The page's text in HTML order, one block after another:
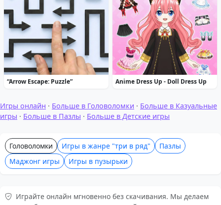
“Arrow Escape: Puzzle” Anime Dress Up - Doll Dress Up
Игры онлайн · Больше в Головоломки · Больше в Казуальные
игры · Больше в Пазлы · Больше в Детские игры
Головоломки Игры в жанре "три в ряд"
Пазлы
Маджонг игры
Игры в пузырьки
Играйте онлайн мгновенно без скачивания. Мы делаем